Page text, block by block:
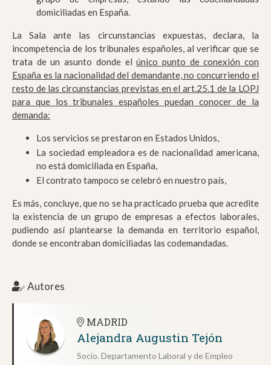
domiciliadas en España.
La Sala ante las circunstancias expuestas, declara, la
incompetencia de los tribunales españoles, al verificar que se
trata de un asunto donde elúnico punto de conexión con
España es la nacionalidad del demandante, no concurriendo el
resto de las circunstancias previstas en el art.25.1 de la LOPJ
para que los tribunales españoles puedan conocer de la
demanda:
Los servicios se prestaron en Estados Unidos,
La sociedad empleadora es de nacionalidad americana,
no está domiciliada en España,
El contrato tampoco se celebró en nuestro país,
Es más, concluye, que no se ha practicado prueba que acredite
la existencia de un grupo de empresas a efectos laborales,
pudiendo así plantearse la demanda en territorio español,
donde se encontraban domiciliadas las codemandadas.
Autores
MADRID
Alejandra Augustin Tejón
Socio. Departamento Laboral y de Empleo